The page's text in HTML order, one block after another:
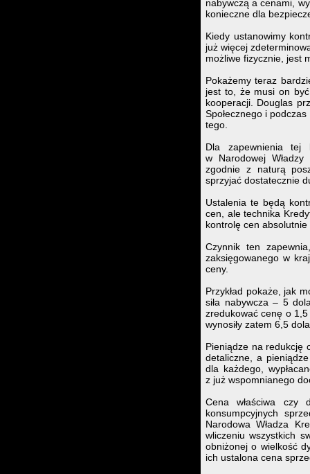
nabywczą a cenami,
konieczne dla
Kiedy ustanowimy
już więcej
możliwe fizycznie, jest
Pokażemy teraz
jest to, że musi on
kooperacji. Douglas
Społecznego i
tego.
Dla zapewnienia tej
w Narodowej
zgodnie z naturą
sprzyjać dostatecznie
Ustalenia te będą
cen, ale technika
kontrolę cen
Czynnik ten
zaksięgowanego w
ceny.
Przykład pokaże, jak
siła nabywcza – 5
zredukować cenę o 1,5
wynosiły zatem 6,5
Pieniądze na redukcję
detaliczne, a
dla każdego,
z już wspomnianego
Cena właściwa czy
konsumpcyjnych
Narodowa Władza
wliczeniu wszystkich
obniżonej o wielkość
ich ustalona cena